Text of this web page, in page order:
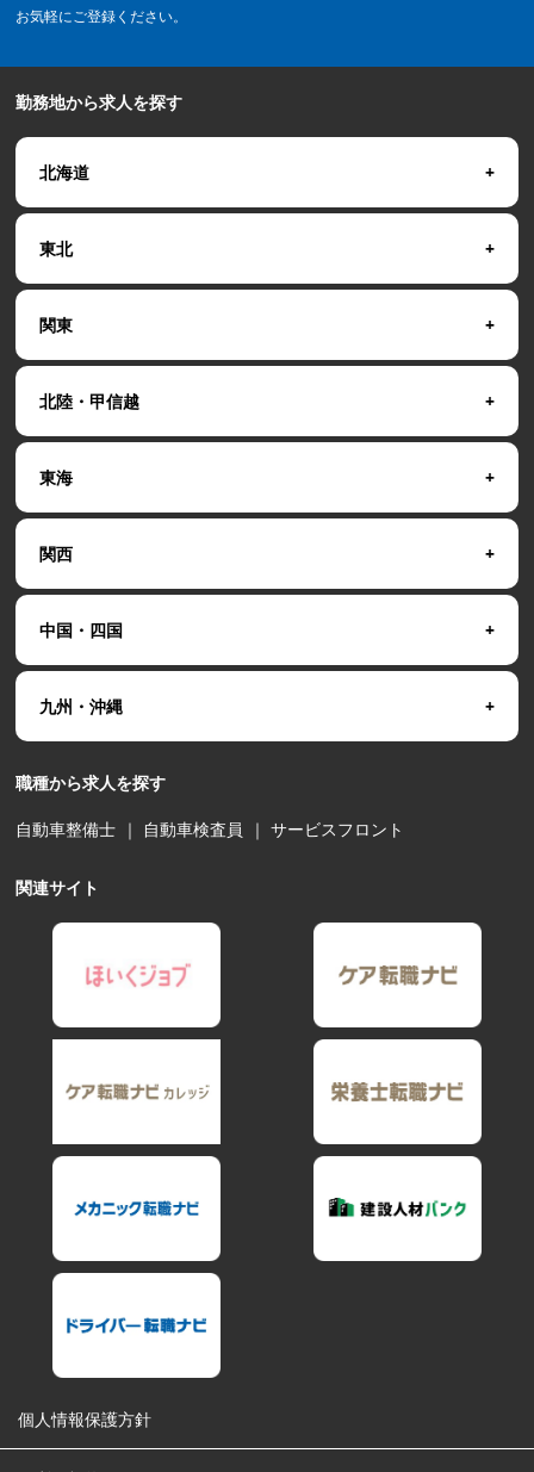
お気軽にご登録ください。
勤務地から求人を探す
北海道
東北
関東
北陸・甲信越
東海
関西
中国・四国
九州・沖縄
職種から求人を探す
自動車整備士 ｜ 自動車検査員 ｜サービスフロント
関連サイト
個人情報保護方針